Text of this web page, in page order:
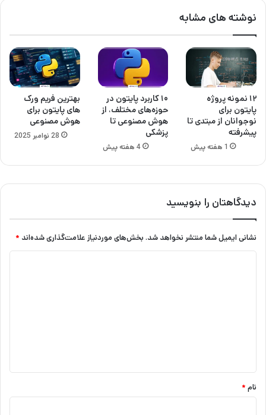
نوشته های مشابه
۱۲ نمونه پروژه
پایتون برای
نوجوانان از مبتدی تا
پیشرفته
1 هفته پیش
۱۰ کاربرد پایتون در
حوزه‌های مختلف، از
هوش مصنوعی تا
پزشکی
4 هفته پیش
بهترین فریم ورک
های پایتون برای
هوش مصنوعی
28 نوامبر 2025
دیدگاهتان را بنویسید
نشانی ایمیل شما منتشر نخواهد شد. بخش‌های موردنیاز علامت‌گذاری شده‌اند *
نام *